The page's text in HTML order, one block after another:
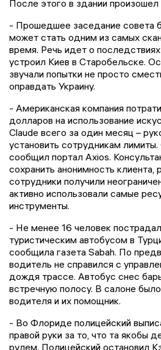
После этого в здании произошел
- Прошедшее заседание совета
может стать одним из самых
время. Речь идет о
устроил Киев в Старобельске.
звучали попытки не просто
оправдать Украину.
- Американская компания
долларов на использование
Claude всего за один месяц –
установить сотрудникам
сообщил портал Axios.
сохранить анонимность клиента,
сотрудники получили
активно использовали самые
инструменты.
- Не менее 16 человек
туристическим автобусом в
сообщила газета Sabah. По
водитель не справился с
дождя трассе. Автобус снес
встречную полосу. В салоне
водителя и их помощник.
- Во Флориде полицейский
правой руки за то, что та якобы
рулем. Полицейский остановил